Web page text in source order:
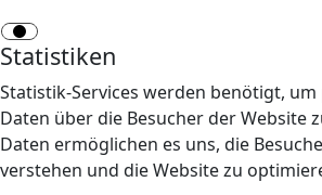
Statistiken
Statistik-Services werden benötigt,
Daten über die Besucher der Website
Daten ermöglichen es uns, die
verstehen und die Website zu